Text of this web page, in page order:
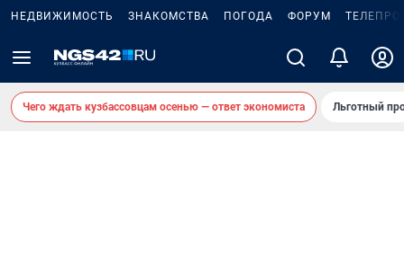
НЕДВИЖИМОСТЬ ЗНАКОМСТВА ПОГОДА ФОРУМ
Чего ждать кузбассовцам осенью — ответ экономиста Льготный